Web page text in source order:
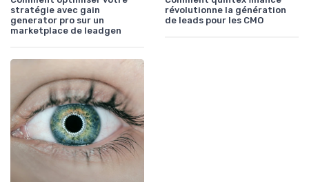
stratégie avec gain
generator pro sur un
marketplace de leadgen
révolutionne la génération
de leads pour les CMO